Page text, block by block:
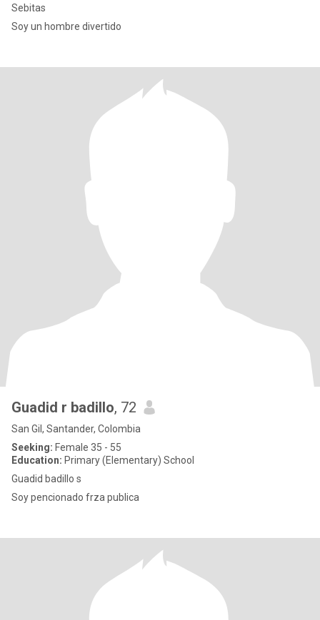
Sebitas
Soy un hombre divertido
Guadid r badillo, 72
San Gil, Santander, Colombia
Seeking: Female 35 - 55
Education: Primary (Elementary) School
Guadid badillo s
Soy pencionado frza publica